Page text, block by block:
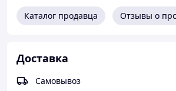
Каталог продавца Отзывы о
Доставка
Самовывоз